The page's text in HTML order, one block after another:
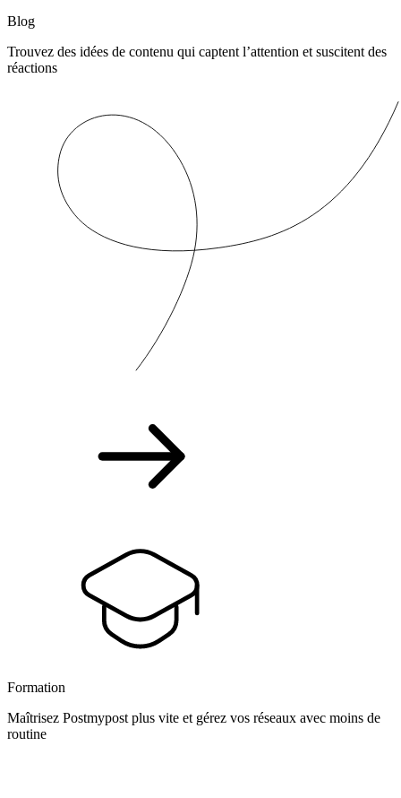
Blog
Trouvez des idées de contenu qui captent l’attention et suscitent des
réactions
Formation
Maîtrisez Postmypost plus vite et gérez vos réseaux avec moins de
routine